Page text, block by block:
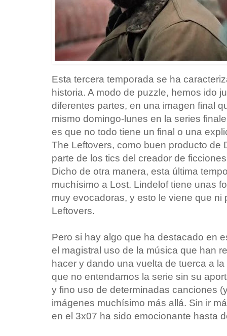
Esta tercera temporada se ha
historia. A modo de puzzle, hemos ido
diferentes partes, en una imagen final
mismo domingo-lunes en la series
es que no todo tiene un final o una
The Leftovers, como buen producto de
parte de los tics del creador de
Dicho de otra manera, esta última
muchísimo a Lost. Lindelof tiene unas
muy evocadoras, y esto le viene que ni
Leftovers.
Pero si hay algo que ha destacado en
el magistral uso de la música que han
hacer y dando una vuelta de tuerca a
que no entendamos la serie sin su
y fino uso de determinadas canciones
imágenes muchísimo más allá. Sin ir
en el 3x07 ha sido emocionante hasta